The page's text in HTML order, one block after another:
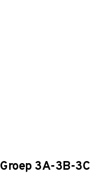
Groep 3A-3B-3C